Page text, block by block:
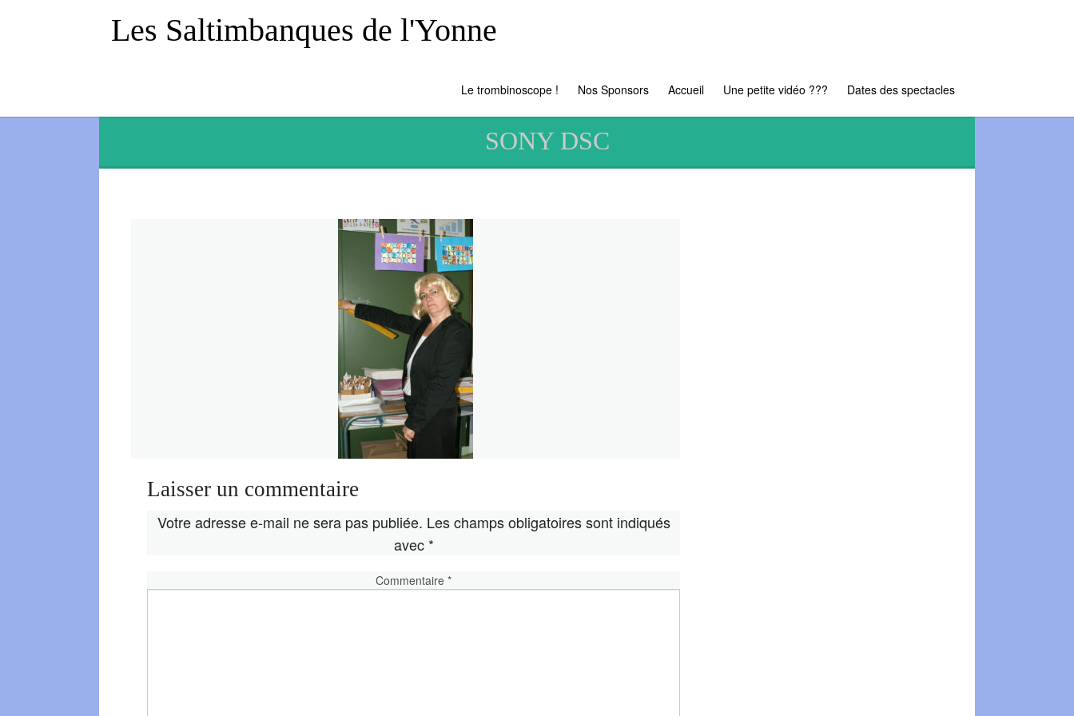
Les Saltimbanques de l'Yonne
Le trombinoscope ! Nos Sponsors Accueil Une petite vidéo ??? Dates des spectacles
SONY DSC
Laisser un commentaire
Votre adresse e-mail ne sera pas publiée. Les champs obligatoires sont indiqués
avec *
Commentaire*